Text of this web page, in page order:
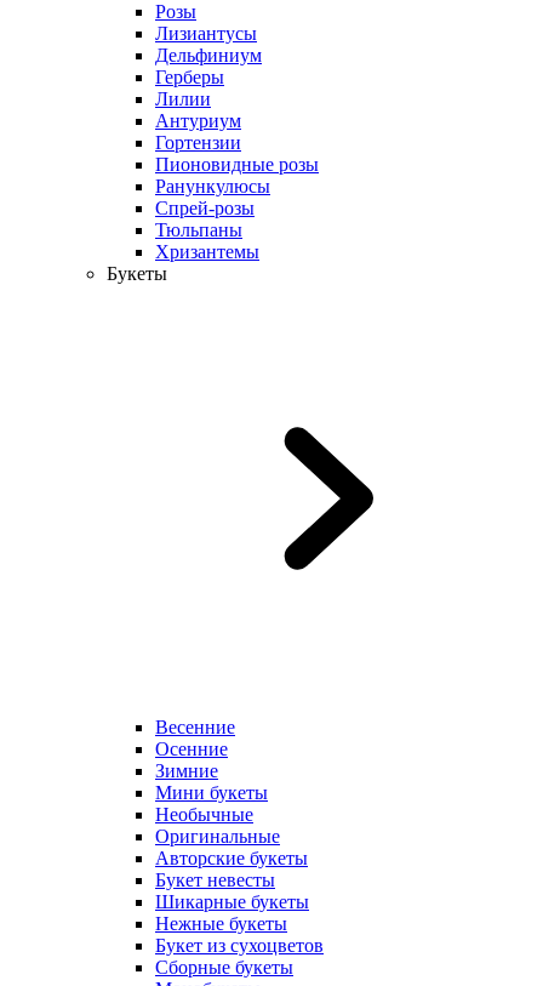
Розы
Лизиантусы
Дельфиниум
Герберы
Лилии
Антуриум
Гортензии
Пионовидные розы
Ранункулюсы
Спрей-розы
Тюльпаны
Хризантемы
Букеты
Весенние
Осенние
Зимние
Мини букеты
Необычные
Оригинальные
Авторские букеты
Букет невесты
Шикарные букеты
Нежные букеты
Букет из сухоцветов
Сборные букеты